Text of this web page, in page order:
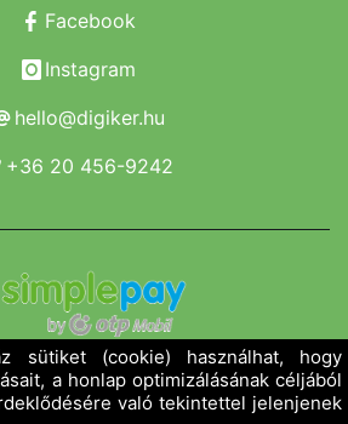
Facebook
Instagram
hello@digiker.hu
+36 20 456-9242